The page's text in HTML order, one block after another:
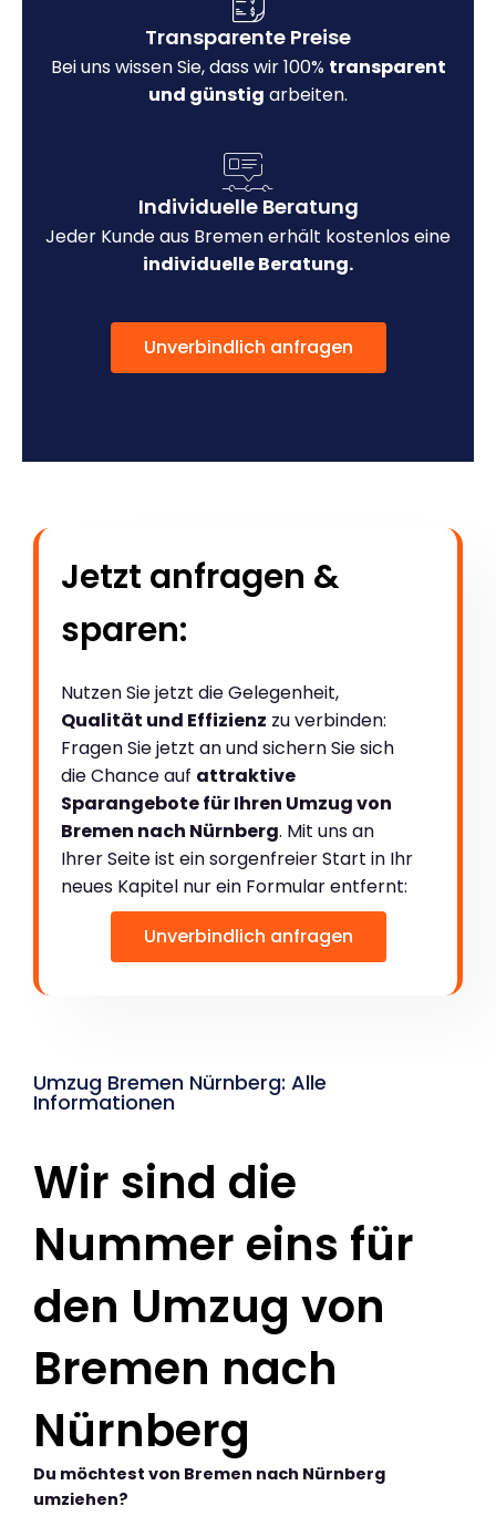
Transparente Preise
Bei uns wissen Sie, dass wir 100% transparent
und günstig arbeiten.
Individuelle Beratung
Jeder Kunde aus Bremen erhält kostenlos eine
individuelle Beratung.
Unverbindlich anfragen
Jetzt anfragen &
sparen:
Nutzen Sie jetzt die Gelegenheit,
Qualität und Effizienz zu verbinden:
Fragen Sie jetzt an und sichern Sie sich
die Chance auf attraktive
Sparangebote für Ihren Umzug von
Bremen nach Nürnberg. Mit uns an
Ihrer Seite ist ein sorgenfreier Start in Ihr
neues Kapitel nur ein Formular entfernt:
Unverbindlich anfragen
Umzug Bremen Nürnberg: Alle
Informationen
Wir sind die
Nummer eins für
den Umzug von
Bremen nach
Nürnberg
Du möchtest von Bremen nach Nürnberg
umziehen?